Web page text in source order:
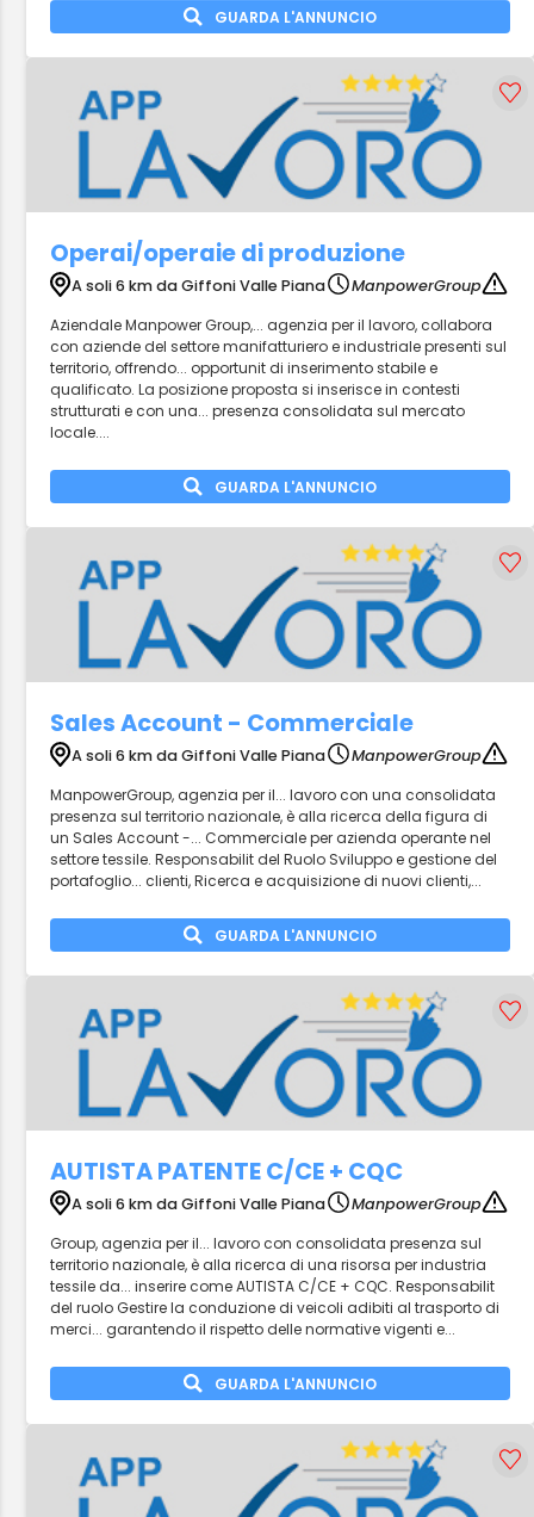
GUARDA L'ANNUNCIO
Operai/operaie di produzione
A soli 6 km da Giffoni Valle Piana
ManpowerGroup
Aziendale Manpower Group,... agenzia per il lavoro, collabora
con aziende del settore manifatturiero e industriale presenti sul
territorio, offrendo... opportunit di inserimento stabile e
qualificato. La posizione proposta si inserisce in contesti
strutturati e con una... presenza consolidata sul mercato
locale....
GUARDA L'ANNUNCIO
Sales Account - Commerciale
A soli 6 km da Giffoni Valle Piana
ManpowerGroup
ManpowerGroup, agenzia per il... lavoro con una consolidata
presenza sul territorio nazionale, è alla ricerca della figura di
un Sales Account -... Commerciale per azienda operante nel
settore tessile. Responsabilit del Ruolo Sviluppo e gestione del
portafoglio... clienti, Ricerca e acquisizione di nuovi clienti,...
GUARDA L'ANNUNCIO
AUTISTA PATENTE C/CE + CQC
A soli 6 km da Giffoni Valle Piana
ManpowerGroup
Group, agenzia per il... lavoro con consolidata presenza sul
territorio nazionale, è alla ricerca di una risorsa per industria
tessile da... inserire come AUTISTA C/CE + CQC. Responsabilit
del ruolo Gestire la conduzione di veicoli adibiti al trasporto di
merci... garantendo il rispetto delle normative vigenti e...
GUARDA L'ANNUNCIO